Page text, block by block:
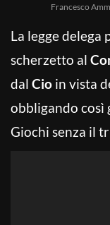
Francesco
La legge
scherzetto al
dal Cio in vista
obbligando così
Giochi senza il